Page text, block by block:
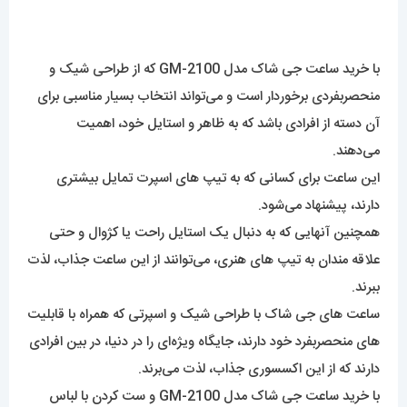
همچنین آنهایی که به دنبال یک استایل راحت یا کژوال و حتی
علاقه مندان به تیپ های هنری، می‌توانند از این ساعت جذاب، لذت
ببرند.
ساعت های جی شاک با طراحی شیک و اسپرتی که همراه با قابلیت
های منحصربفرد خود دارند، جایگاه ویژه‌ای را در دنیا، در بین افرادی
دارند که از این اکسسوری جذاب، لذت می‌برند.
با خرید ساعت جی شاک مدل GM-2100 و ست کردن با لباس
خود، از تاثیر خارق‌العاده این ساعت بر استایل خود، شگفت‌زده
شوید.
این ساعت را می‌توانید با لباس های غیررسمی خود مانند تیشرت،
هودی و دورس (با رنگ های خنثی مانند مشکی، سفید و حتی
رنگ‌های آبی و آبی آسمانی با شلوار لی آبی، سرمه‌ای و مشکی)
ست کنید و هر روز در تیپ و استایل موردعلاقه خود بهتر بدرخشید.